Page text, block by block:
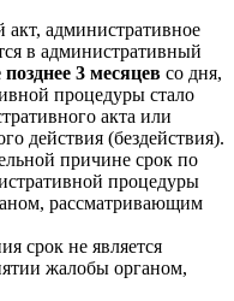
административное
в административный
позднее 3 месяцев со дня,
процедуры стало
акта или
действия (бездействия).
причине срок по
процедуры
рассматривающим
срок не является
жалобы органом,